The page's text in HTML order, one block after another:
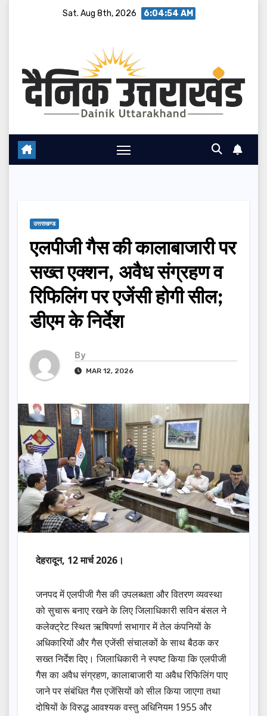
Sat. Aug 8th, 2026 6:04:55 AM
उत्तराखण्ड
एलपीजी गैस की कालाबाजारी पर
सख्त एक्शन, अवैध संग्रहण व
रिफिलिंग पर एजेंसी होगी सील;
डीएम के निर्देश
By
MAR 12, 2026
देहरादून, 12 मार्च 2026।
जनपद में एलपीजी गैस की उपलब्धता और वितरण व्यवस्था
को सुचारू बनाए रखने के लिए जिलाधिकारी सविन बंसल ने
कलेक्ट्रेट स्थित ऋषिपर्णा सभागार में तेल कंपनियों के
अधिकारियों और गैस एजेंसी संचालकों के साथ बैठक कर
सख्त निर्देश दिए। जिलाधिकारी ने स्पष्ट किया कि एलपीजी
गैस का अवैध संग्रहण, कालाबाजारी या अवैध रिफिलिंग पाए
जाने पर संबंधित गैस एजेंसियों को सील किया जाएगा तथा
दोषियों के विरुद्ध आवश्यक वस्तु अधिनियम 1955 और